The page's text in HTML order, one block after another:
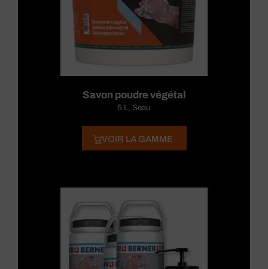
Savon poudre végétal
5 L, Seau
VOIR LA GAMME